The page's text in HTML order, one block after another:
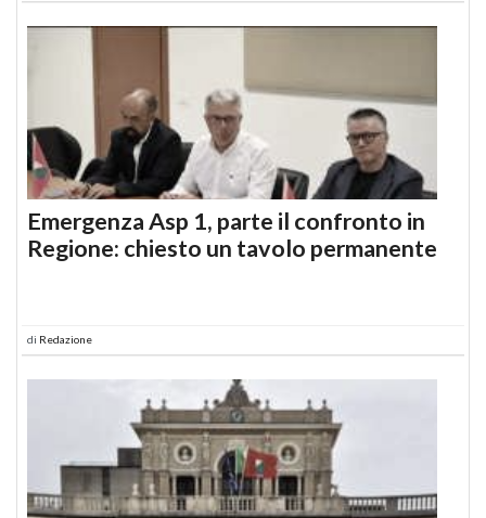
Emergenza Asp 1, parte il confronto in
Regione: chiesto un tavolo permanente
di Redazione